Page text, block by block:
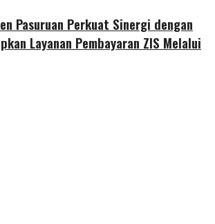
Pasuruan Perkuat Sinergi dengan
Layanan Pembayaran ZIS Melalui